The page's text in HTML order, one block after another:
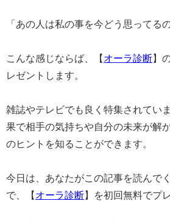
「あの人は私の事を今どう思ってる
こんな感じならば、【 オーラ診断】
レゼントします。
雑誌やテレビでも良く特集されてい
果で相手の気持ちや自分の未来が解
のヒントを知ることができます。
今日は、あなたがこの記事を読んで
で、【 オーラ診断】を初回無料でプ